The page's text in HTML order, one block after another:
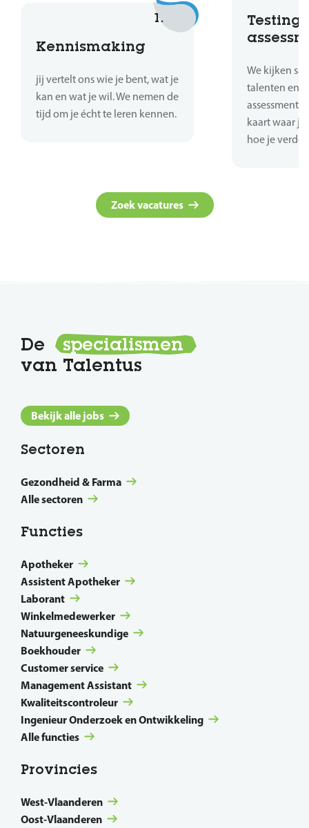
1.
Kennismaking
jij vertelt ons wie je bent, wat je
kan en wat je wil. We nemen de
tijd om je écht te leren kennen.
Testing
We kijken
talenten en
assessments
kaart waar
hoe je
Zoek vacatures
De
specialismen
van Talentus
Bekijk alle jobs
Sectoren
Gezondheid & Farma
Alle sectoren
Functies
Apotheker
Assistent Apotheker
Laborant
Winkelmedewerker
Natuurgeneeskundige
Boekhouder
Customer service
Management Assistant
Kwaliteitscontroleur
Ingenieur Onderzoek en Ontwikkeling
Alle functies
Provincies
West-Vlaanderen
Oost-Vlaanderen